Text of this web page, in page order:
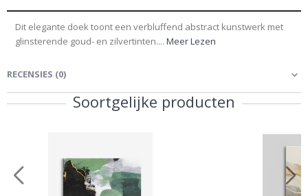
Dit elegante doek toont een verbluffend abstract kunstwerk met
glinsterende goud- en zilvertinten.... Meer Lezen
RECENSIES (0)
Soortgelijke producten